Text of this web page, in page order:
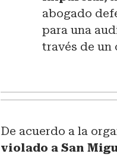
abogado
para una
través de un
De acuerdo a la
violado a San